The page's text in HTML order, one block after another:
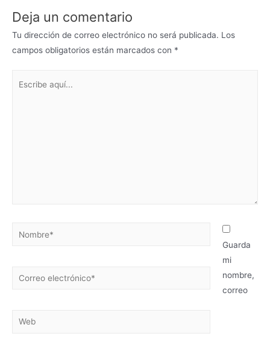
Deja un comentario
Tu dirección de correo electrónico no será publicada. Los
campos obligatorios están marcados con *
Guarda
mi
nombre,
correo